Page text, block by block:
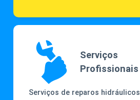
Serviços
Profissionais
Serviços de reparos hidráulicos